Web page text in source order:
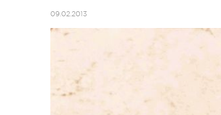
09.02.2013